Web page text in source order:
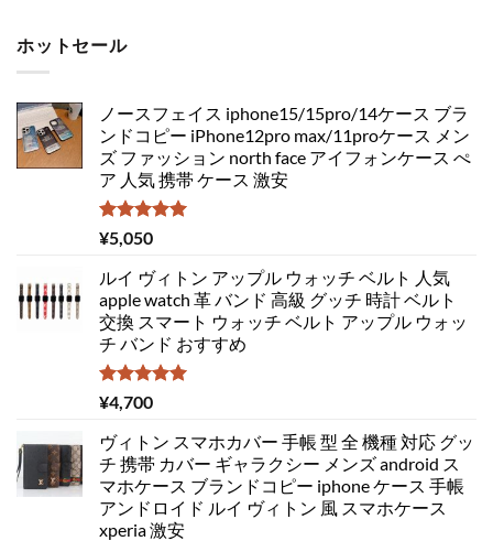
ホットセール
ノースフェイス iphone15/15pro/14ケース ブラ
ンドコピー iPhone12pro max/11proケース メン
ズ ファッション north face アイフォンケース ぺ
ア 人気 携帯 ケース 激安
5段階中
5.00
¥5,050
ルイ ヴィトン アップル ウォッチ ベルト 人気
apple watch 革 バンド 高級 グッチ 時計 ベルト
交換 スマート ウォッチ ベルト アップル ウォッ
チ バンド おすすめ
5段階中
5.00
¥4,700
ヴィトン スマホカバー 手帳 型 全 機種 対応 グッ
チ 携帯 カバー ギャラクシー メンズ android ス
マホケース ブランドコピー iphone ケース 手帳
アンドロイド ルイ ヴィトン 風 スマホケース
xperia 激安